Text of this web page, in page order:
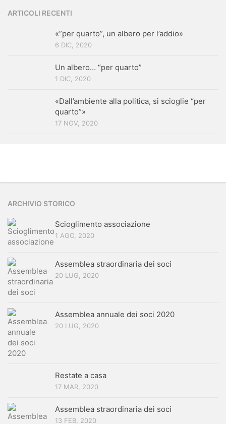
ARTICOLI RECENTI
«”per quarto”, un albero per l’addio»
6 DIC, 2020
Un albero… “per quarto”
1 DIC, 2020
«Dall’ambiente alla politica, si scioglie “per
quarto”»
17 NOV, 2020
ARCHIVIO STORICO
Scioglimento associazione
1 AGO, 2020
Assemblea straordinaria dei soci
20 LUG, 2020
Assemblea annuale dei soci 2020
20 LUG, 2020
Restate a casa
17 MAR, 2020
Assemblea straordinaria dei soci
13 FEB, 2020